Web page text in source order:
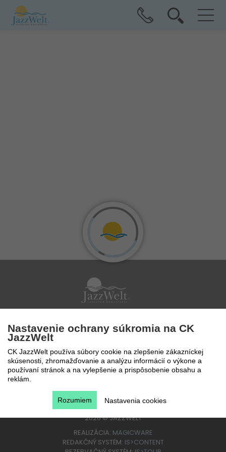
Po - Pi 9 - 17 hod
0850 777 888
2026©JAZZWELT
REALIZÁCIA: MAGICWARE
REDAKČNÝ SYSTÉM: IS>CONTENT
Nastavenie ochrany súkromia na CK
JazzWelt
CK JazzWelt používa súbory cookie na zlepšenie zákazníckej
skúsenosti, zhromažďovanie a analýzu informácií o výkone a
používaní stránok a na vylepšenie a prispôsobenie obsahu a
reklám.
Nastavenia cookies
Rozumiem